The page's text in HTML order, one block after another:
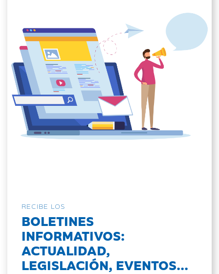
RECIBE LOS
BOLETINES
INFORMATIVOS:
ACTUALIDAD,
LEGISLACIÓN, EVENTOS...